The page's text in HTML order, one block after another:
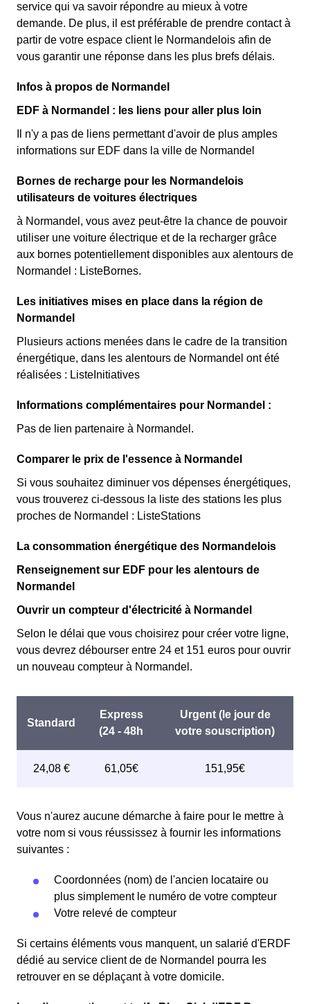
service qui va savoir répondre au mieux à votre
demande. De plus, il est préférable de prendre contact à
partir de votre espace client le Normandelois afin de
vous garantir une réponse dans les plus brefs délais.
Infos à propos de Normandel
EDF à Normandel : les liens pour aller plus loin
Il n'y a pas de liens permettant d'avoir de plus amples
informations sur EDF dans la ville de Normandel
Bornes de recharge pour les Normandelois
utilisateurs de voitures électriques
à Normandel, vous avez peut-être la chance de pouvoir
utiliser une voiture électrique et de la recharger grâce
aux bornes potentiellement disponibles aux alentours de
Normandel : ListeBornes.
Les initiatives mises en place dans la région de
Normandel
Plusieurs actions menées dans le cadre de la transition
énergétique, dans les alentours de Normandel ont été
réalisées : ListeInitiatives
Informations complémentaires pour Normandel :
Pas de lien partenaire à Normandel.
Comparer le prix de l'essence à Normandel
Si vous souhaitez diminuer vos dépenses énergétiques,
vous trouverez ci-dessous la liste des stations les plus
proches de Normandel : ListeStations
La consommation énergétique des Normandelois
Renseignement sur EDF pour les alentours de
Normandel
Ouvrir un compteur d'électricité à Normandel
Selon le délai que vous choisirez pour créer votre ligne,
vous devrez débourser entre 24 et 151 euros pour ouvrir
un nouveau compteur à Normandel.
Vous n'aurez aucune démarche à faire pour le mettre à
votre nom si vous réussissez à fournir les informations
suivantes :
Coordonnées (nom) de l'ancien locataire ou
plus simplement le numéro de votre compteur
Votre relevé de compteur
Si certains éléments vous manquent, un salarié d'ERDF
dédié au service client de de Normandel pourra les
retrouver en se déplaçant à votre domicile.